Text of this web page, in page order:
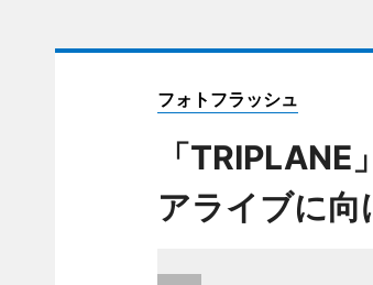
フォトフラッシュ
「
アライブに向